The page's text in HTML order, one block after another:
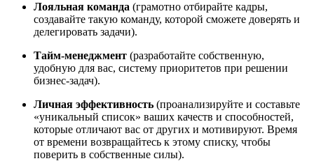
Лояльная команда (грамотно отбирайте кадры,
создавайте такую команду, которой сможете доверять и
делегировать задачи).
Тайм-менеджмент (разработайте собственную,
удобную для вас, систему приоритетов при решении
бизнес-задач).
Личная эффективность (проанализируйте и составьте
«уникальный список» ваших качеств и способностей,
которые отличают вас от других и мотивируют. Время
от времени возвращайтесь к этому списку, чтобы
поверить в собственные силы).